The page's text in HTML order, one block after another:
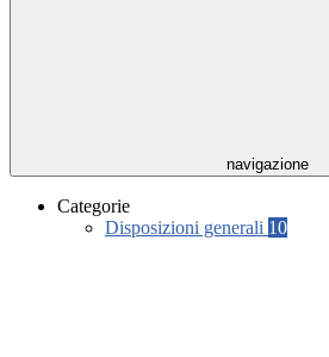
navigazione
Categorie
Disposizioni generali 10